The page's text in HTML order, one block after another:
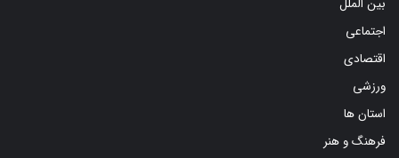
اجتماعی
اقتصادی
ورزشی
استان ها
فرهنگ و هنر
درباره ما